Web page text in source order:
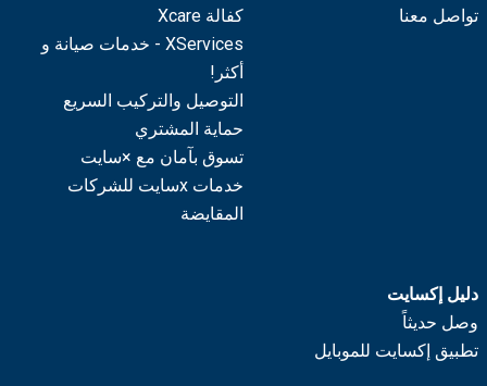
تواصل معنا
كفالة Xcare
XServices - خدمات صيانة و
أكثر!
التوصيل والتركيب السريع
حماية المشتري
تسوق بآمان مع ×سايت
خدمات xسايت للشركات
المقايضة
دليل إكسايت
وصل حديثاً
تطبيق إكسايت للموبايل